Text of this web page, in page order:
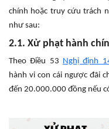
chính hoặc truy cứu trách
như sau:
2.1. Xử phạt hành
Theo Điều 53 Nghị định
hành vi con cái ngược đãi
đến 20.000.000 đồng nếu